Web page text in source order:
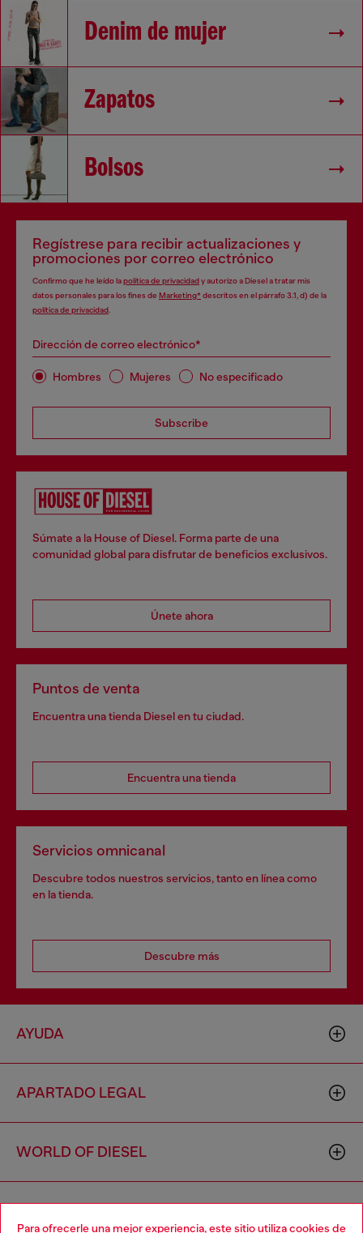
Para ofrecerle una mejor experiencia, este sitio utiliza cookies de
Denim de mujer
Zapatos
Bolsos
Regístrese para recibir actualizaciones y
promociones por correo electrónico
Confirmo que he leído lapolítica de privacidady autorizo a Diesel a tratar mis
datos personales para los fines de Marketing*descritos en el párrafo 3.1, d) de la
política de privacidad
Dirección de correo electrónico*
Hombres Mujeres No especificado
Subscribe
Súmate a la House of Diesel. Forma parte de una
comunidad global para disfrutar de beneficios exclusivos.
Únete ahora
Puntos de venta
Encuentra una tienda Diesel en tu ciudad.
Encuentra una tienda
Servicios omnicanal
Descubre todos nuestros servicios, tanto en línea como
en la tienda.
Descubre más
AYUDA
APARTADO LEGAL
WORLD OF DIESEL